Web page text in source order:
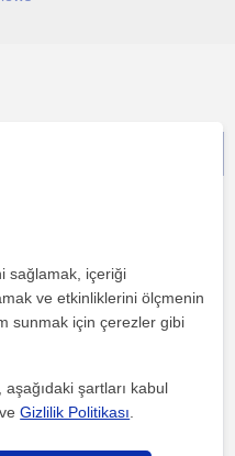
ücretsiz!
sağlamak, içeriği
ve etkinliklerini ölçmenin
sunmak için çerezler gibi
şartları kabul
veGizlilik Politikası